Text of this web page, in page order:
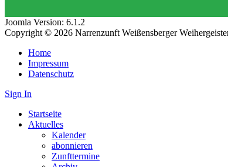
Joomla Version: 6.1.2
Copyright © 2026 Narrenzunft Weißensberger
Home
Impressum
Datenschutz
Sign In
Startseite
Aktuelles
Kalender
abonnieren
Zunfttermine